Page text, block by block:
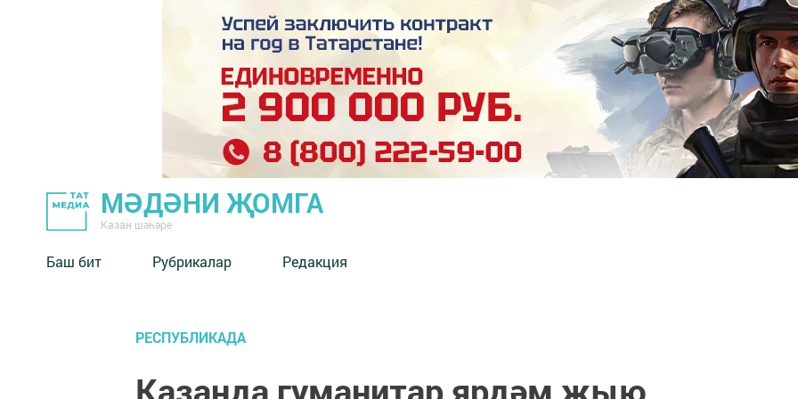
МӘДӘНИ ҖОМГА
Казан шәһәре
Баш бит Рубрикалар Редакция
РЕСПУБЛИКАДА
Казанда гуманитар ярдәм җыю